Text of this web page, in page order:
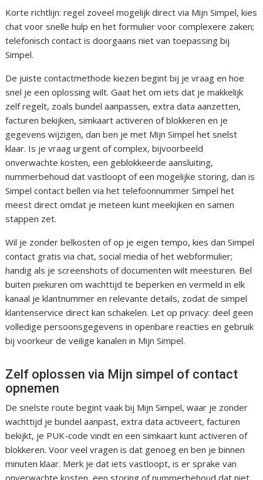
Korte richtlijn: regel zoveel mogelijk direct via Mijn Simpel, kies
chat voor snelle hulp en het formulier voor complexere zaken;
telefonisch contact is doorgaans niet van toepassing bij
Simpel.
De juiste contactmethode kiezen begint bij je vraag en hoe
snel je een oplossing wilt. Gaat het om iets dat je makkelijk
zelf regelt, zoals bundel aanpassen, extra data aanzetten,
facturen bekijken, simkaart activeren of blokkeren en je
gegevens wijzigen, dan ben je met Mijn Simpel het snelst
klaar. Is je vraag urgent of complex, bijvoorbeeld
onverwachte kosten, een geblokkeerde aansluiting,
nummerbehoud dat vastloopt of een mogelijke storing, dan is
Simpel contact bellen via het telefoonnummer Simpel het
meest direct omdat je meteen kunt meekijken en samen
stappen zet.
Wil je zonder belkosten of op je eigen tempo, kies dan Simpel
contact gratis via chat, social media of het webformulier;
handig als je screenshots of documenten wilt meesturen. Bel
buiten piekuren om wachttijd te beperken en vermeld in elk
kanaal je klantnummer en relevante details, zodat de simpel
klantenservice direct kan schakelen. Let op privacy: deel geen
volledige persoonsgegevens in openbare reacties en gebruik
bij voorkeur de veilige kanalen in Mijn Simpel.
Zelf oplossen via Mijn simpel of contact
opnemen
De snelste route begint vaak bij Mijn Simpel, waar je zonder
wachttijd je bundel aanpast, extra data activeert, facturen
bekijkt, je PUK-code vindt en een simkaart kunt activeren of
blokkeren. Voor veel vragen is dat genoeg en ben je binnen
minuten klaar. Merk je dat iets vastloopt, is er sprake van
onverwachte kosten, een storing of nummerbehoud dat niet